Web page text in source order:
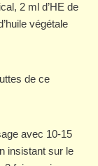
2 ml d’HE de
végétale
de ce
avec 10-15
insistant sur le